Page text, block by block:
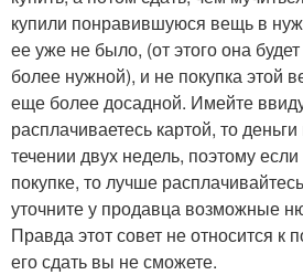
купили понравившуюся вещь в
ее уже не было, (от этого она
более нужной), и не покупка этой
еще более досадной. Имейте
расплачиваетесь картой, то
течении двух недель, поэтому
покупке, то лучше
уточните у продавца возможные
Правда этот совет не относится к
его сдать вы не сможете.